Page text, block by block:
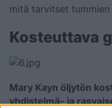
mitä tarvitset tummien
Kosteuttava
Mary Kayn öljytön
yhdistelmä- ja